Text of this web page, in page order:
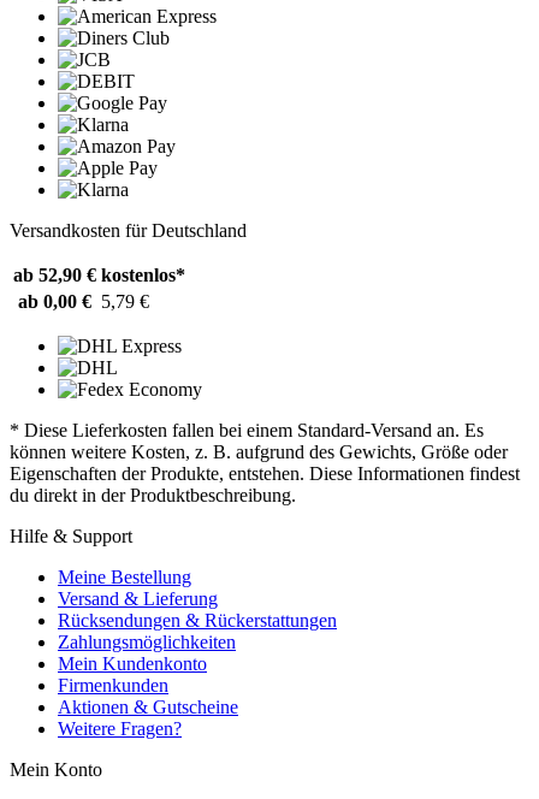
Versandkosten für Deutschland
ab 52,90 € kostenlos*
ab 0,00 € 5,79 €
* Diese Lieferkosten fallen bei einem Standard-Versand an. Es
können weitere Kosten, z. B. aufgrund des Gewichts, Größe oder
Eigenschaften der Produkte, entstehen. Diese Informationen findest
du direkt in der Produktbeschreibung.
Hilfe & Support
Meine Bestellung
Versand & Lieferung
Rücksendungen & Rückerstattungen
Zahlungsmöglichkeiten
Mein Kundenkonto
Firmenkunden
Aktionen & Gutscheine
Weitere Fragen?
Mein Konto